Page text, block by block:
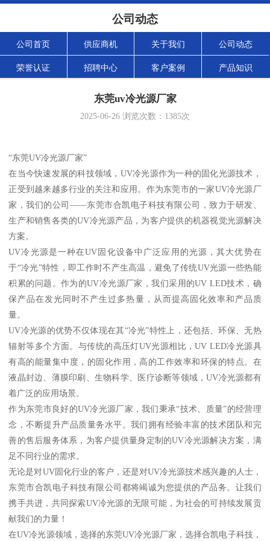
公司动态
公司首页 供应商机 关于我们 公司动态
荣誉认证 招聘中心 客户案例 产品知识
东莞uv冷光源厂家
2025-06-26 浏览次数： 1385次
“东莞UV冷光源厂家”
在当今快速发展的科技领域，UV冷光源作为一种的固化光源技术，
正受到越来越多行业的关注和应用。作为东莞市的一家UV冷光源厂
家，我们的公司——东莞市合凯电子科技有限公司，致力于研发、
生产和销售各类的UV冷光源产品，为客户提供的机器视觉光源解决
方案。
UV冷光源是一种在UV固化设备中广泛应用的光源，其大优势在
于“冷光”特性，即工作时不产生高温，避免了传统UV光源一些热能
积累的问题。作为的UV冷光源厂家，我们采用的UV LED技术，确
保产品在发光同时不产生过多热量，从而提高固化效率和产品质
量。
UV冷光源的优势不仅体现在其“冷光”特性上，还包括、环保、无热
辐射等多个方面。与传统的高压灯UV光源相比，UV LED冷光源具
有高的能量集中度，的固化作用，高的工作效率和环保的特点。在
液晶封边、薄膜印刷、生物科学、医疗诊断等领域，UV冷光源都有
着广泛的应用场景。
作为东莞市良好的UV冷光源厂家，我们秉承“技术、质量”的经营理
念，不断提升产品质量务水平。我们拥有经验丰富的技术团队和完
善的售后服务体系，为客户提供量身定制的UV冷光源解决方案，满
足不同行业的需求。
无论是对UV固化行业的客户，还是对UV冷光源技术感兴趣的人士，
东莞市合凯电子科技有限公司都将竭诚为您提供的产品务。让我们
携手共进，共同探索UV冷光源的无限可能，为社会的可持续发展贡
献我们的力量！
在UV冷光源领域，选择的东莞UV冷光源厂家，选择合凯电子科技，